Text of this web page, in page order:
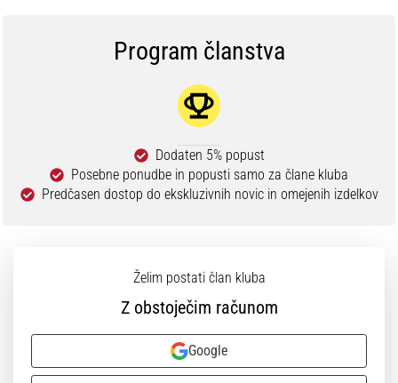
Program članstva
Dodaten 5% popust
Posebne ponudbe in popusti samo za člane kluba
Predčasen dostop do ekskluzivnih novic in omejenih izdelkov
Želim postati član kluba
Z obstoječim računom
Google